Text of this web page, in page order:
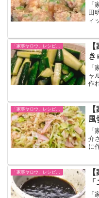
「
田
ィ
き
「
ャ
作
風
「
介
に
「家事ヤロウ」レシピ一覧
「